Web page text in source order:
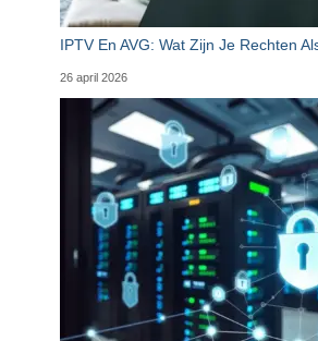
IPTV En AVG: Wat Zijn Je Rechten
26 april 2026